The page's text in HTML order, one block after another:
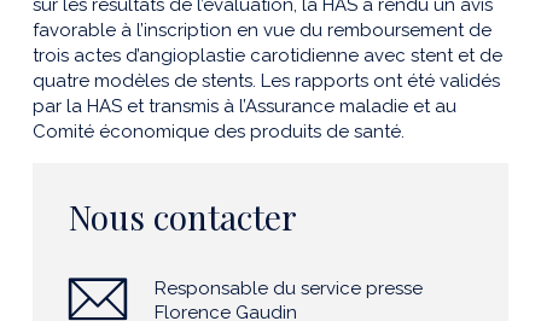
sur les résultats de l’évaluation, la HAS a rendu un avis
favorable à l’inscription en vue du remboursement de
trois actes d’angioplastie carotidienne avec stent et de
quatre modèles de stents. Les rapports ont été validés
par la HAS et transmis à l’Assurance maladie et au
Comité économique des produits de santé.
Nous contacter
Responsable du service presse
Florence Gaudin